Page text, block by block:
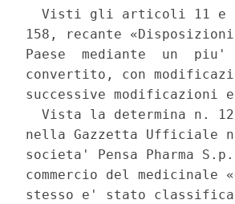
Visti gli articoli 11 e
158, recante
Paese  mediante  un
convertito, con
successive modificazioni
Vista la determina n.
nella Gazzetta Ufficiale
societa' Pensa Pharma
commercio del medicinale
stesso e' stato